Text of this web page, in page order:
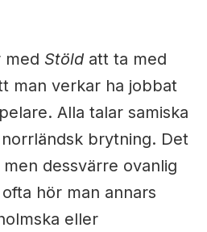
med Stöldatt ta med
man verkar ha jobbat
Alla talar samiska
brytning. Det
dessvärre ovanlig
hör man annars
eller